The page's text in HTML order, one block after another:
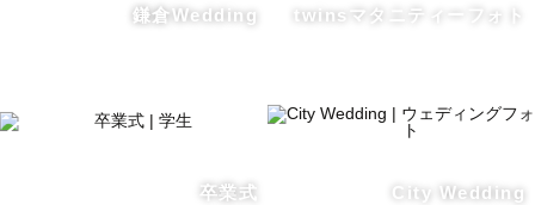
鎌倉Wedding twinsマタニティーフォト
卒業式 City Wedding